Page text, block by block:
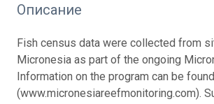
Описание
Fish census data were collected from
Micronesia as part of the ongoing
Information on the program can be
(www.micronesiareefmonitoring.com).